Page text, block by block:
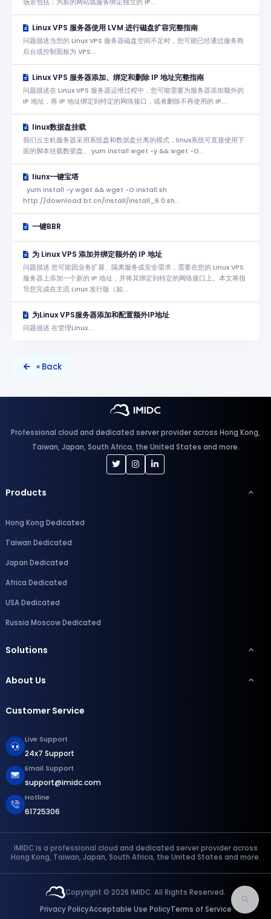
场景包括：为新的网站或服务绑定独立的 IP...
Linux VPS 服务器使用 LVM 进行磁盘扩容完整指南
问题描述当您的 Linux VPS 服务器磁盘空间不足时，您可能已经通过服务商
后台或控制面板为 VPS...
Linux VPS 服务器添加、绑定和删除 IP 地址完整指南
问题描述在 Linux VPS 服务器运维过程中，您可能需要为服务器添加额外的
IP 地址，将 IP 地址绑定到特定的网络接口，或者删除不再使用的 IP...
linux数据盘挂载
我们云主机服务器采用系统盘和数据盘分离的模式，linux系统可直接使用下
面的脚本挂载数据盘。 yum install wget -y && wget -O...
liunx一键宝塔
yum install -y wget && wget -O install.sh
http://download.bt.cn/install/install_6.0.sh...
一键BBR
为 Linux VPS 添加并绑定额外的 IP 地址
问题描述 您可能因业务扩展、隔离服务或安全需求，需要在您的 Linux VPS
服务器上添加一个新的 IP 地址，并将其绑定到特定的网络接口上。本文将指
导您完成在主流 Linux 发行版（如...
为Linux VPS服务器添加和配置额外IP地址
问题描述 在管理Linux...
« Back
Professional cloud and dedicated server provider across Hong Kong,
Taiwan, Japan, South Africa, the United States and more.
Products
Hong Kong Dedicated
Taiwan Dedicated
Japan Dedicated
Africa Dedicated
USA Dedicated
Russia Moscow Dedicated
Solutions
About Us
Customer Service
Live Support
24x7 Support
Email Support
support@imidc.com
Hotline
61725306
IMIDC is a professional cloud and dedicated server provider across
Hong Kong, Taiwan, Japan, South Africa, the United States and more.
Copyright © 2026 IMIDC. All Rights Reserved.
Privacy PolicyAcceptable Use PolicyTerms of Service